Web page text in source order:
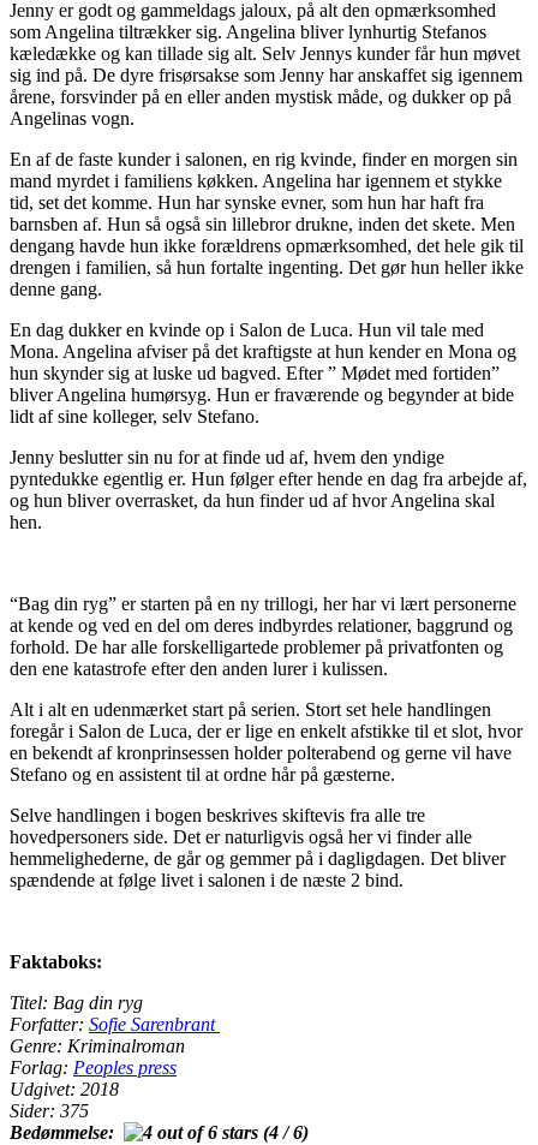
Jenny er godt og gammeldags jaloux, på alt den opmærksomhed
som Angelina tiltrækker sig. Angelina bliver lynhurtig Stefanos
kæledække og kan tillade sig alt. Selv Jennys kunder får hun møvet
sig ind på. De dyre frisørsakse som Jenny har anskaffet sig igennem
årene, forsvinder på en eller anden mystisk måde, og dukker op på
Angelinas vogn.
En af de faste kunder i salonen, en rig kvinde, finder en morgen sin
mand myrdet i familiens køkken. Angelina har igennem et stykke
tid, set det komme. Hun har synske evner, som hun har haft fra
barnsben af. Hun så også sin lillebror drukne, inden det skete. Men
dengang havde hun ikke forældrens opmærksomhed, det hele gik til
drengen i familien, så hun fortalte ingenting. Det gør hun heller ikke
denne gang.
En dag dukker en kvinde op i Salon de Luca. Hun vil tale med
Mona. Angelina afviser på det kraftigste at hun kender en Mona og
hun skynder sig at luske ud bagved. Efter ” Mødet med fortiden”
bliver Angelina humørsyg. Hun er fraværende og begynder at bide
lidt af sine kolleger, selv Stefano.
Jenny beslutter sin nu for at finde ud af, hvem den yndige
pyntedukke egentlig er. Hun følger efter hende en dag fra arbejde af,
og hun bliver overrasket, da hun finder ud af hvor Angelina skal
hen.
“Bag din ryg” er starten på en ny trillogi, her har vi lært personerne
at kende og ved en del om deres indbyrdes relationer, baggrund og
forhold. De har alle forskelligartede problemer på privatfonten og
den ene katastrofe efter den anden lurer i kulissen.
Alt i alt en udenmærket start på serien. Stort set hele handlingen
foregår i Salon de Luca, der er lige en enkelt afstikke til et slot, hvor
en bekendt af kronprinsessen holder polterabend og gerne vil have
Stefano og en assistent til at ordne hår på gæsterne.
Selve handlingen i bogen beskrives skiftevis fra alle tre
hovedpersoners side. Det er naturligvis også her vi finder alle
hemmelighederne, de går og gemmer på i dagligdagen. Det bliver
spændende at følge livet i salonen i de næste 2 bind.
Faktaboks:
Titel: Bag din ryg
Forfatter: Sofie Sarenbrant
Genre: Kriminalroman
Forlag: Peoples press
Udgivet: 2018
Sider: 375
Bedømmelse:
(4 / 6)